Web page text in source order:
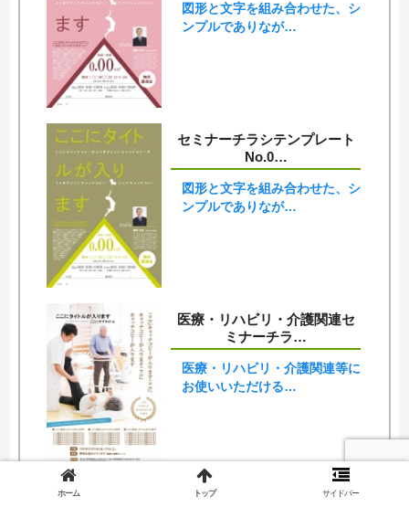
図形と文字を組み合わせた、シ
ンプルでありなが…
セミナーチラシテンプレート
No.0…
図形と文字を組み合わせた、シ
ンプルでありなが…
医療・リハビリ・介護関連セ
ミナーチラ…
医療・リハビリ・介護関連等に
お使いいただける…
医療・リハビリ・介護関連セ
ホーム トップ サイドバー